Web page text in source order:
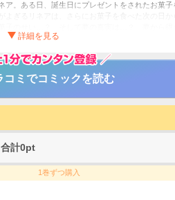
ア。ある日、誕生日にプレゼントをされたお菓
ぎるリネアは、さらにお菓子を食べた次の日か
ーラップノベルスｆ」で刊行の話題作！！ 漫
が食べたい～ブロックスキルで穏やかな人
コミでコミックを読む
合計0pt
1巻ずつ購入